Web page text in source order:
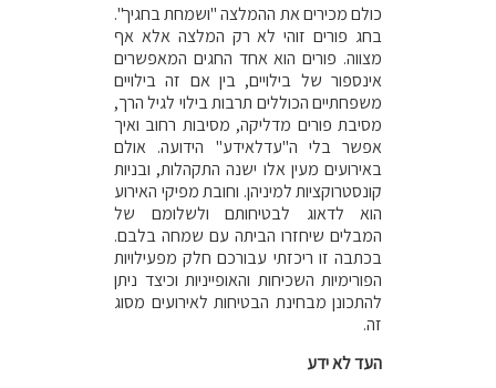
כולם מכירים את ההמלצה "ושמחת בחגיך".
בחג פורים זוהי לא רק המלצה אלא אף
מצווה. פורים הוא אחד החגים המאפשרים
אינספור של בילויים, בין אם זה בילויים
משפחתיים הכוללים תרבות בילוי לגיל הרך,
מסיבת פורים מדליקה, מסיבות רחוב ואיך
אפשר בלי ה"עדלאידע" הידועה. אולם
באירועים מעין אלו ישנה התקהלות, ובניות
קונסטרוקציות למיניהן. וחובת מפיקי האירוע
הוא לדאוג לבטיחותם ולשלומם של
המבלים שיחזרו הביתה עם שמחה בלבם.
בכתבה זו ריכזתי עבורכם חלק מפעילויות
הפורימיות השכיחות והאופייניות וכיצד ניתן
להתכונן מבחינת הבטיחות לאירועים מסוג
זה.
העד לא ידע